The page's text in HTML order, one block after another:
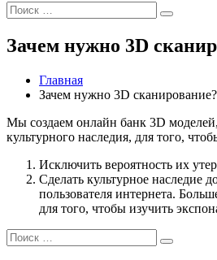
Искать:
Поиск
Зачем нужно 3D
Главная
Зачем нужно 3D сканирование?
Мы создаем онлайн банк 3D
культурного наследия, для того,
Исключить вероятность их
Сделать культурное наследие
пользователя интернета.
для того, чтобы изучить
Искать:
Поиск